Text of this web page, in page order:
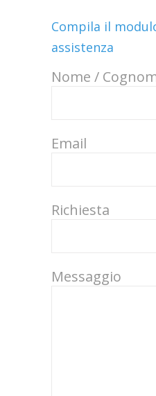
Compila il
assistenza
Nome /
Email
Richiesta
Messaggio